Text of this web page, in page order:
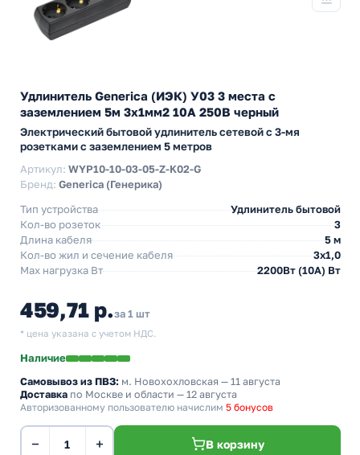
Удлинитель Generica (ИЭК) У03 3 места с
заземлением 5м 3х1мм2 10А 250В черный
Электрический бытовой удлинитель сетевой с 3-мя
розетками с заземлением 5 метров
Артикул: WYP10-10-03-05-Z-K02-G
Бренд: Generica (Генерика)
Тип устройства
Удлинитель бытовой
Кол-во розеток
3
Длина кабеля
5 м
Кол-во жил и сечение кабеля
3х1,0
Max нагрузка Вт
2200Вт (10А) Вт
459,71 р.за 1 шт
* цена указана с учетом НДС.
Наличие
Самовывоз из ПВЗ: м. Новохохловская — 11 августа
Доставка по Москве и области — 12 августа
Авторизованному пользователю начислим 5 бонусов
− + В корзину